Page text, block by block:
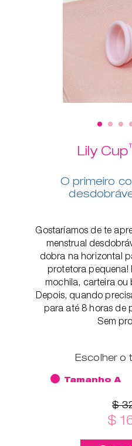
Lily Cup
O primeiro
Gostaríamos de te
menstrual
dobra na horizontal
protetora pequena!
mochila, carteira ou
Depois, quando
para até 8 horas de
Sem
Escolher o
Tamanho A
$
$